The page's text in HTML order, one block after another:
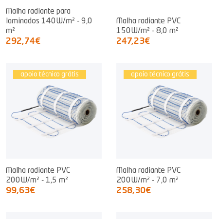
Malha radiante para
laminados 140W/m² - 9,0
m²
292,74€
Malha radiante PVC
150W/m² - 8,0 m²
247,23€
apoio técnico grátis
Malha radiante PVC
200W/m² - 1,5 m²
99,63€
apoio técnico grátis
Malha radiante PVC
200W/m² - 7,0 m²
258,30€